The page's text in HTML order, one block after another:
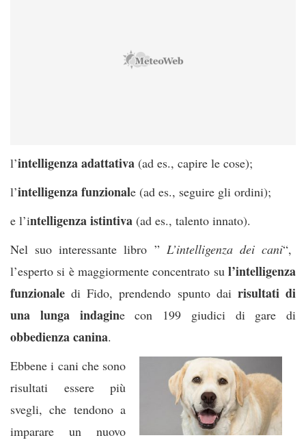
l’intelligenza adattativa (ad es., capire le cose);
l’intelligenza funzionale (ad es., seguire gli ordini);
e l’intelligenza istintiva (ad es., talento innato).
Nel suo interessante libro ” L’intelligenza dei cani“,
l’esperto si è maggiormente concentrato su l’intelligenza
funzionaledi Fido, prendendo spunto dai risultati di
una lunga indagine con 199 giudici di gare di
obbedienza canina.
Ebbene i cani che sono
risultati essere più
svegli, che tendono a
imparare un nuovo